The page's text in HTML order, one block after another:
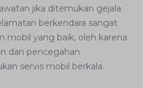
jika ditemukan gejala
berkendara sangat
mobil yang baik, oleh karena
dan pencegahan
servis mobil berkala.